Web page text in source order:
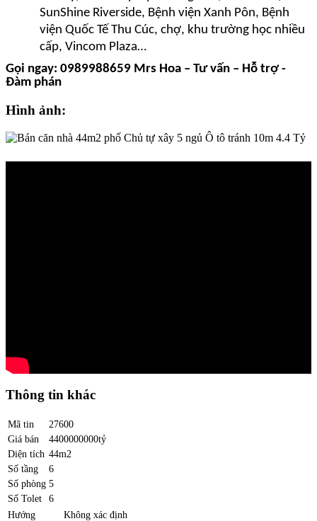
SunShine Riverside, Bệnh viện Xanh Pôn, Bệnh
viện Quốc Tế Thu Cúc, chợ, khu trường học nhiều
cấp, Vincom Plaza…
Gọi ngay: 0989988659 Mrs Hoa – Tư vấn – Hỗ trợ -
Đàm phán
Hình ảnh:
Thông tin khác
Mã tin
27600
Giá bán
4400000000tỷ
Diện tích 44m2
Số tầng
6
Số phòng 5
Số Tolet
6
Hướng
Không xác định